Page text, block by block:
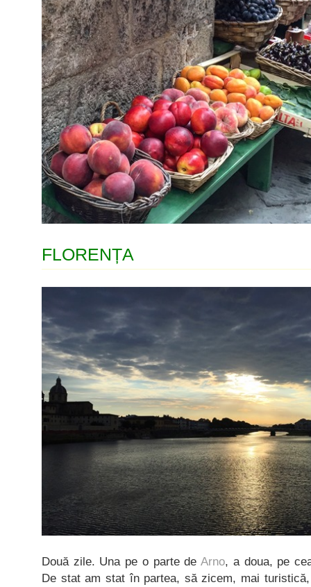
FLORENȚA
Două zile. Una pe o parte deArno, a doua, pe
De stat am stat în partea, să zicem, mai